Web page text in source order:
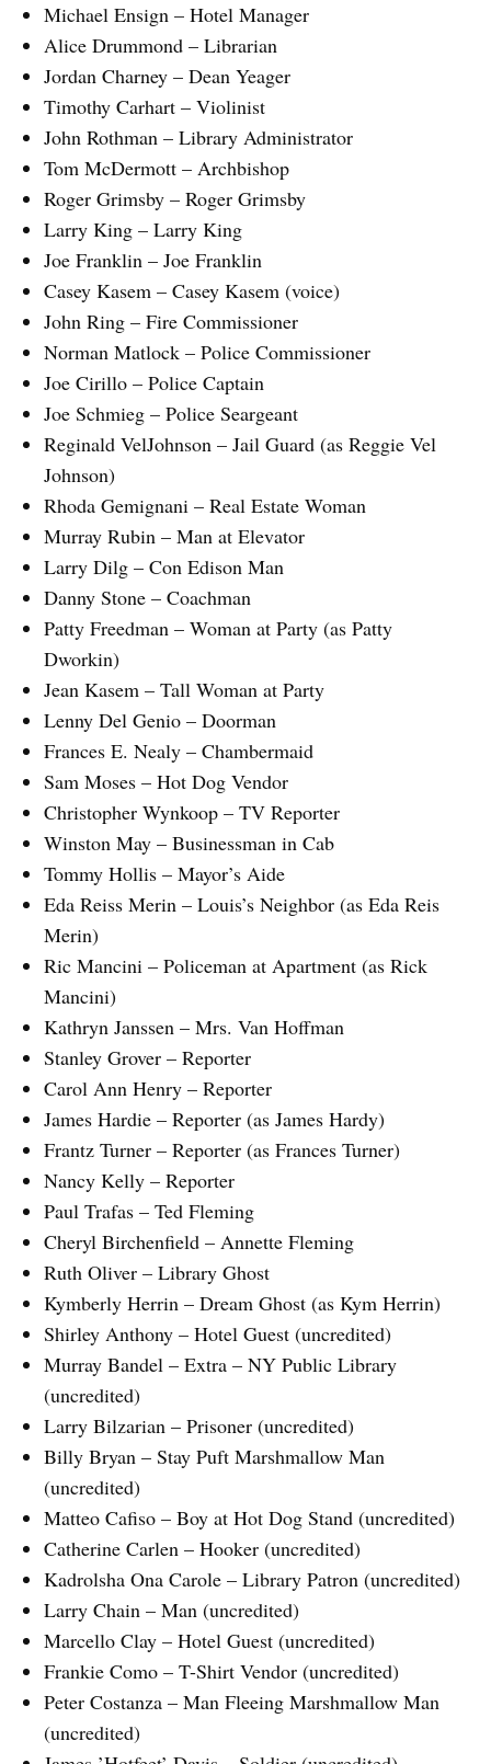
Michael Ensign – Hotel Manager
Alice Drummond – Librarian
Jordan Charney – Dean Yeager
Timothy Carhart – Violinist
John Rothman – Library Administrator
Tom McDermott – Archbishop
Roger Grimsby – Roger Grimsby
Larry King – Larry King
Joe Franklin – Joe Franklin
Casey Kasem – Casey Kasem (voice)
John Ring – Fire Commissioner
Norman Matlock – Police Commissioner
Joe Cirillo – Police Captain
Joe Schmieg – Police Seargeant
Reginald VelJohnson – Jail Guard (as Reggie Vel
Johnson)
Rhoda Gemignani – Real Estate Woman
Murray Rubin – Man at Elevator
Larry Dilg – Con Edison Man
Danny Stone – Coachman
Patty Freedman – Woman at Party (as Patty
Dworkin)
Jean Kasem – Tall Woman at Party
Lenny Del Genio – Doorman
Frances E. Nealy – Chambermaid
Sam Moses – Hot Dog Vendor
Christopher Wynkoop – TV Reporter
Winston May – Businessman in Cab
Tommy Hollis – Mayor’s Aide
Eda Reiss Merin – Louis’s Neighbor (as Eda Reis
Merin)
Ric Mancini – Policeman at Apartment (as Rick
Mancini)
Kathryn Janssen – Mrs. Van Hoffman
Stanley Grover – Reporter
Carol Ann Henry – Reporter
James Hardie – Reporter (as James Hardy)
Frantz Turner – Reporter (as Frances Turner)
Nancy Kelly – Reporter
Paul Trafas – Ted Fleming
Cheryl Birchenfield – Annette Fleming
Ruth Oliver – Library Ghost
Kymberly Herrin – Dream Ghost (as Kym Herrin)
Shirley Anthony – Hotel Guest (uncredited)
Murray Bandel – Extra – NY Public Library
(uncredited)
Larry Bilzarian – Prisoner (uncredited)
Billy Bryan – Stay Puft Marshmallow Man
(uncredited)
Matteo Cafiso – Boy at Hot Dog Stand (uncredited)
Catherine Carlen – Hooker (uncredited)
Kadrolsha Ona Carole – Library Patron (uncredited)
Larry Chain – Man (uncredited)
Marcello Clay – Hotel Guest (uncredited)
Frankie Como – T-Shirt Vendor (uncredited)
Peter Costanza – Man Fleeing Marshmallow Man
(uncredited)